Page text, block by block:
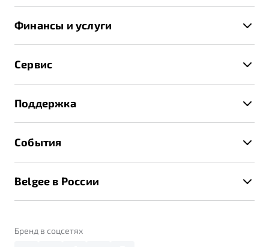
X70
Спецпредложения и Акции
Записаться на тест-драйв
Получить предложение
Финансы и услуги
Трейд-ин
Страхование
Расчет КАСКО
Сервис
Руководство по эксплуатации
Техническое обслуживание
Калькулятор ТО
Поддержка
Помощь на дорогах
Belgee Линк
События
Контакты
Belgee в России
О дилерском центре
Бренд в соцсетях